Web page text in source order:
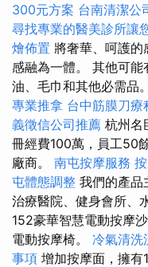
300元方案 台南清潔公
尋找專業的醫美診所讓
燴佈置 將奢華、呵護
感融為一體。 其他可能
油、毛巾和其他必需品
專業推拿 台中筋膜刀療
義徵信公司推薦 杭州名
冊經費100萬，員工50
廠商。 南屯按摩服務
屯體態調整 我們的產品
治療醫院、健身會所、
152豪華智慧電動按摩
電動按摩椅。 冷氣清洗
事項 增加按摩面，擁